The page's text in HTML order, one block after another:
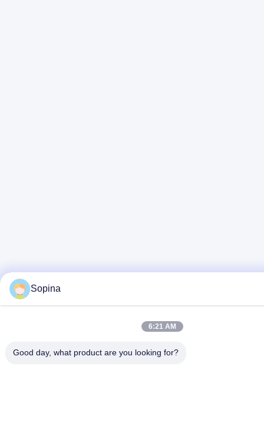
Sopina
6:21 AM
Good day, what product are you looking for?